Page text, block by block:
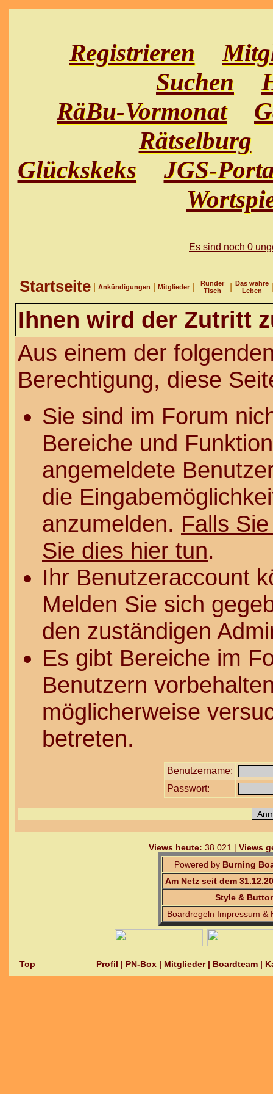
Registrieren
Suchen
RäBu-Vormonat
Rätselburg
Glückskeks
JGS-
Es sind noch 0
Startseite Ankündigungen Mitglieder
Runder
Tisch
Das wahre
Leben
Ihnen wird der Zutritt
Aus einem der
Berechtigung, diese
Sie sind im Forum
Bereiche und
angemeldete
die
anzumelden. Falls
Sie dies hier tun.
Ihr Benutzeraccount
Melden Sie sich
den zuständigen
Es gibt Bereiche im
Benutzern
möglicherweise
betreten.
Benutzername:
Passwort:
Views heute: 38.021 | Views
Powered by Burning
Am Netz seit dem
Style &
Boardregeln Impressum &
Top Profil | PN-Box | Mitglieder| Boardteam |